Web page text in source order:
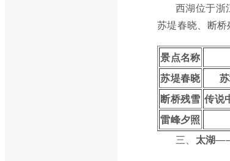
西湖位于浙
苏堤春晓、断桥
景点名称
苏堤春晓
断桥残雪 传说
雷峰夕照
三、 太湖——